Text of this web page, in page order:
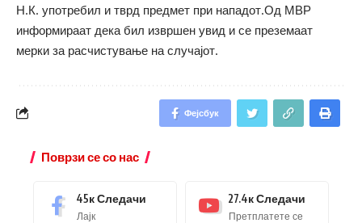
Н.К. употребил и тврд предмет при нападот.Од МВР
информираат дека бил извршен увид и се преземаат
мерки за расчистување на случајот.
Фејсбук
Поврзи се со нас
45кСледачи
Лајк
27.4кСледачи
Претплатете се